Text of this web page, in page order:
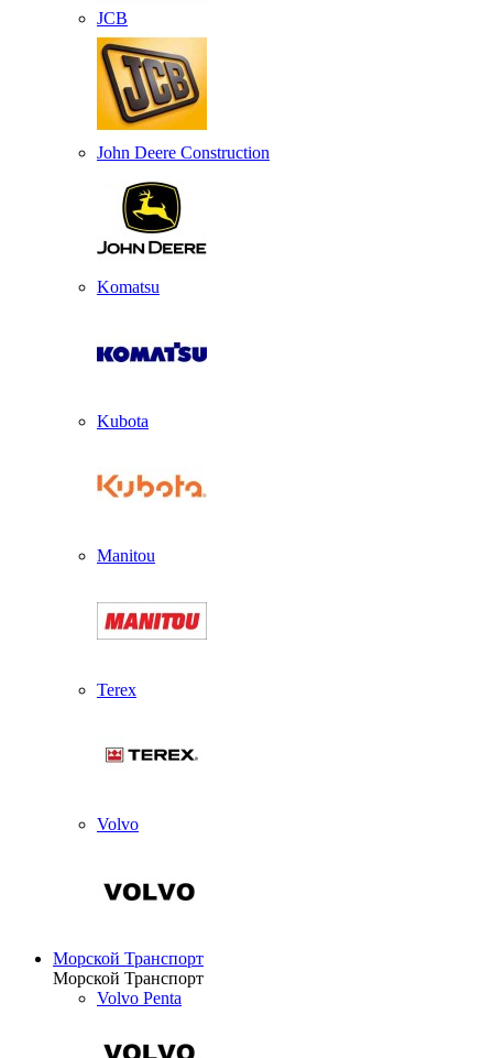
JCB
John Deere Construction
Komatsu
Kubota
Manitou
Terex
Volvo
Морской Транспорт
Морской Транспорт
Volvo Penta